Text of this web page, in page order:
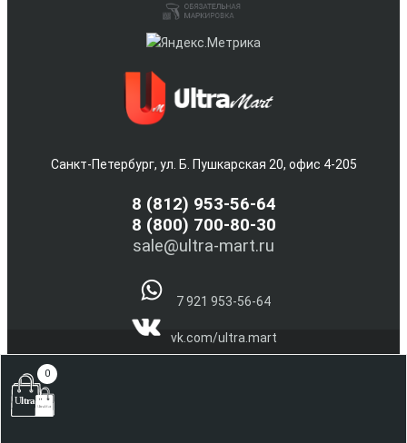
Санкт-Петербург, ул. Б. Пушкарская 20, офис 4-205
8 (812) 953-56-64
8 (800) 700-80-30
sale@ultra-mart.ru
7 921 953-56-64
vk.com/ultra.mart
(С) 2005-2026 Интернет магазин электроники и бытовой
0